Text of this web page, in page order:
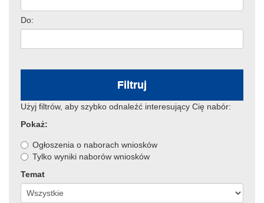
Do:
Filtruj
Użyj filtrów, aby szybko odnaleźć interesujący Cię nabór:
Pokaż:
Ogłoszenia o naborach wniosków
Tylko wyniki naborów wniosków
Temat